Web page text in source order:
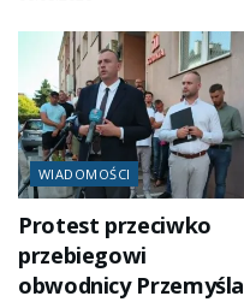
WIADOMOŚCI
Protest przeciwko
przebiegowi
obwodnicy Przemyśla